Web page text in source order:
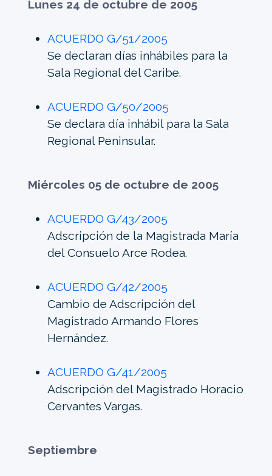
Lunes 24 de octubre de 2005
ACUERDO G/51/2005
Se declaran días inhábiles para la
Sala Regional del Caribe.
ACUERDO G/50/2005
Se declara día inhábil para la Sala
Regional Peninsular.
Miércoles 05 de octubre de 2005
ACUERDO G/43/2005
Adscripción de la Magistrada María
del Consuelo Arce Rodea.
ACUERDO G/42/2005
Cambio de Adscripción del
Magistrado Armando Flores
Hernández.
ACUERDO G/41/2005
Adscripción del Magistrado Horacio
Cervantes Vargas.
Septiembre